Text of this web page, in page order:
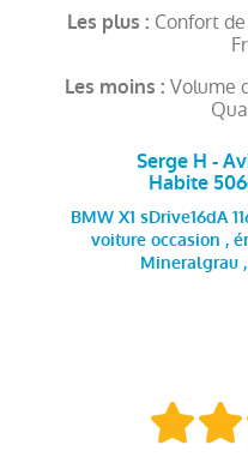
Les plus : Confort
Les moins : Volume
Serge H -
Habite
BMW X1 sDrive16dA
voiture occasion ,
Mineralgrau